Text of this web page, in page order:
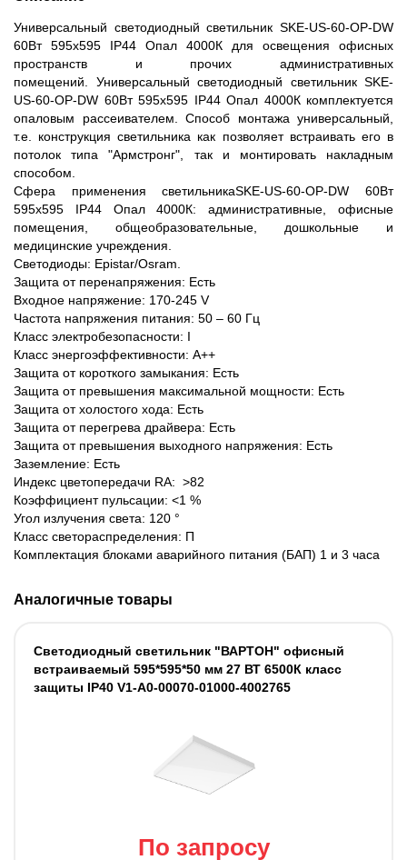
Универсальный светодиодный светильник SKE-US-60-OP-DW
60Вт 595х595 IP44 Опал 4000К для освещения офисных
пространств и прочих административных
помещений. Универсальный светодиодный светильник SKE-
US-60-OP-DW 60Вт 595х595 IP44 Опал 4000К комплектуется
опаловым рассеивателем. Способ монтажа универсальный,
т.е. конструкция светильника как позволяет встраивать его в
потолок типа "Армстронг", так и монтировать накладным
способом.
Сфера применения светильникаSKE-US-60-OP-DW 60Вт
595х595 IP44 Опал 4000К: административные, офисные
помещения, общеобразовательные, дошкольные и
медицинские учреждения.
Светодиоды: Epistar/Osram.
Защита от перенапряжения: Есть
Входное напряжение: 170-245 V
Частота напряжения питания: 50 – 60 Гц
Класс электробезопасности: I
Класс энергоэффективности: А++
Защита от короткого замыкания: Есть
Защита от превышения максимальной мощности: Есть
Защита от холостого хода: Есть
Защита от перегрева драйвера: Есть
Защита от превышения выходного напряжения: Есть
Заземление: Есть
Индекс цветопередачи RA: >82
Коэффициент пульсации: <1 %
Угол излучения света: 120 °
Класс светораспределения: П
Комплектация блоками аварийного питания (БАП) 1 и 3 часа
Аналогичные товары
Светодиодный светильник "ВАРТОН" офисный
встраиваемый 595*595*50 мм 27 ВТ 6500К класс
защиты IP40 V1-A0-00070-01000-4002765
По запросу